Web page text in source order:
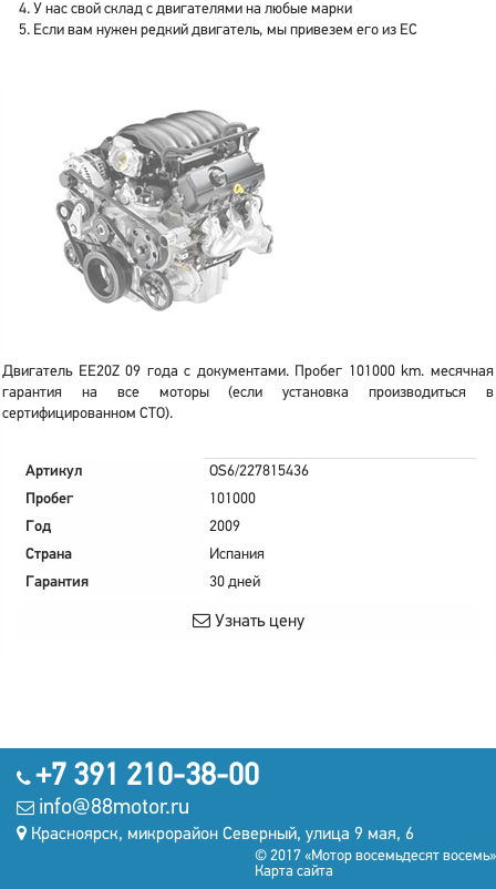
У нас свой склад с двигателями на любые марки
Если вам нужен редкий двигатель, мы привезем его из ЕС
Двигатель EE20Z 09 года с документами. Пробег 101000 km. месячная
гарантия на все моторы (если установка производиться в
сертифицированном СТО).
Артикул
OS6/227815436
Пробег
101000
Год
2009
Страна
Испания
Гарантия
30 дней
Узнать цену
+7 391 210-38-00
info@88motor.ru
Красноярск, микрорайон Северный, улица 9 мая, 6
© 2017 «Мотор восемьдесят восемь»
Карта сайта